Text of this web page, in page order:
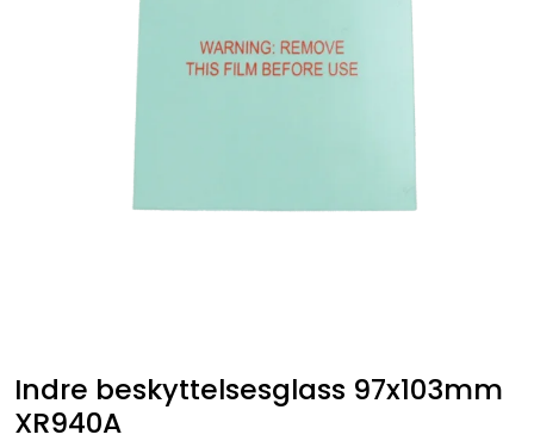
Indre beskyttelsesglass 97x103mm
XR940A